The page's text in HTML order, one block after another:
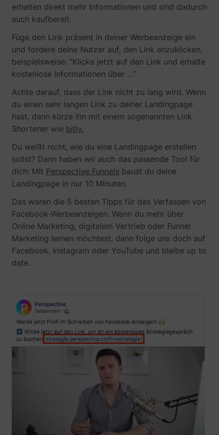
yt-icons-last-purged
YtIdbMeta#databases YouTube
erhalten direkt mehr Informationen und sind dadurch
auch kaufbereit.
Füge den Link präsent in deiner Werbeanzeige ein
und fordere deine Nutzer auf, den Link anzuklicken,
beispielsweise: “Klicke jetzt auf den Link und erhalte
kostenlose Informationen über …”.
Achte darauf, dass der Link nicht zu lang wird. Wenn
du einen sehr langen Link zu deiner Landingpage
hast, dann kürze ihn mit einem sogenannten Link
Shortener wie bitly.
Du weißt nicht, wie du eine Landingpage erstellen
sollst? Dann haben wir auch das passende Tool für
dich: Mit Perspective Funnels baust du deine
Landingpage in nur 10 Minuten.
Das waren die 5 besten Tipps für das Verfassen von
Facebook-Werbeanzeigen. Wenn du mehr über
Online Marketing, digitalem Vertrieb oder Funnel
Marketing lernen möchtest, dann folge uns doch auf
Facebook, Instagram oder YouTube und bleibe up to
date.